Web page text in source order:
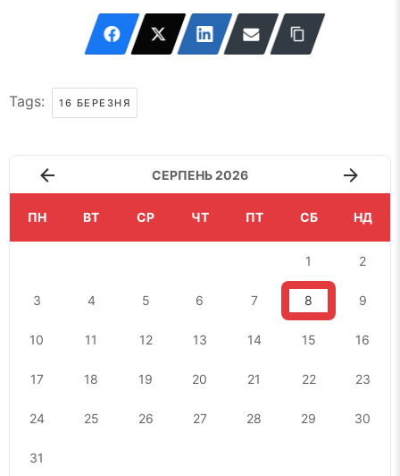
Tags: 16 БЕРЕЗНЯ
СЕРПЕНЬ 2026
ПН ВТ СР ЧТ ПТ СБ НД
1 2
3 4 5 6 7 8 9
10 11 12 13 14 15 16
17 18 19 20 21 22 23
24 25 26 27 28 29 30
31